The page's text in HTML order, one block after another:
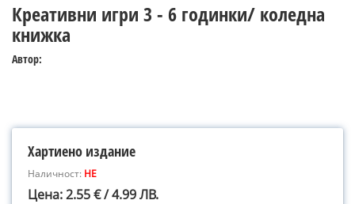
Креативни игри 3 - 6 годинки/ коледна
книжка
Автор:
Хартиено издание
Наличност: НЕ
Цена: 2.55 € / 4.99 ЛВ.